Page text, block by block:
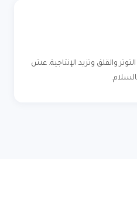
والقلق وتزيد الإنتاجية. عش